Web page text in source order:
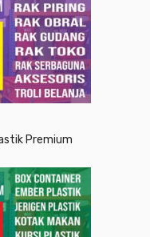
Premium